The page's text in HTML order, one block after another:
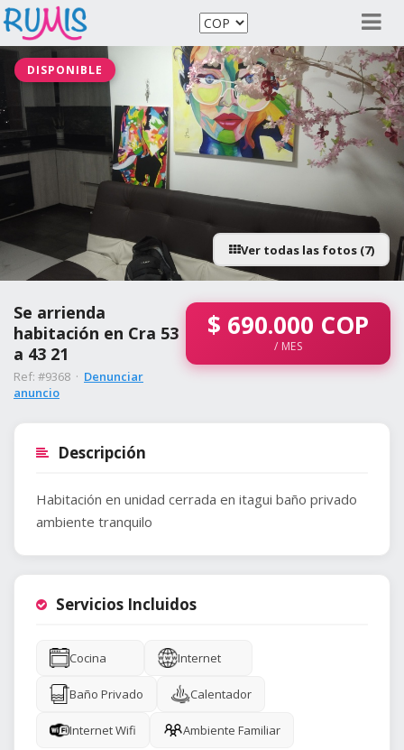
DISPONIBLE
Ver todas las fotos (7)
Se arrienda
habitación en Cra 53
a 43 21
Ref: #9368 · Denunciar
anuncio
$ 690.000 COP
/ MES
Descripción
Habitación en unidad cerrada en itagui baño privado
ambiente tranquilo
Servicios Incluidos
Cocina Internet
Baño Privado Calentador
Internet Wifi Ambiente Familiar